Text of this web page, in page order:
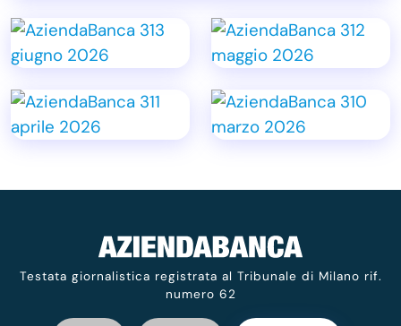
Testata giornalistica registrata al Tribunale di Milano rif.
numero 62